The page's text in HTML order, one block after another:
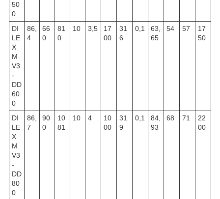
50
0
DI
LE
X
M
V3
-
DD
60
0
86,
4
66
0
81
0
10 3,5
17
00
31
6
0,1
63,
65
54 57
17
50
DI
LE
X
M
V3
-
DD
80
0
86,
7
90
0
10
81
10 4
10
00
31
9
0,1
84,
93
68 71
22
00